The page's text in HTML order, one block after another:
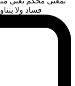
فساد ولا